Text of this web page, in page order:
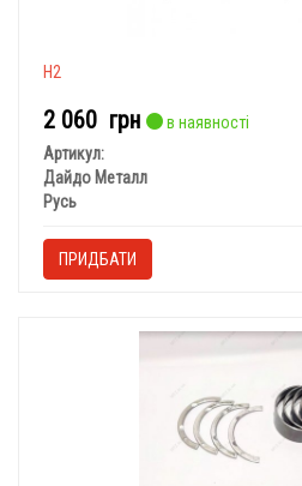
Н2
2 060 грн
в наявності
Артикул:
Дайдо Металл
Русь
ПРИДБАТИ